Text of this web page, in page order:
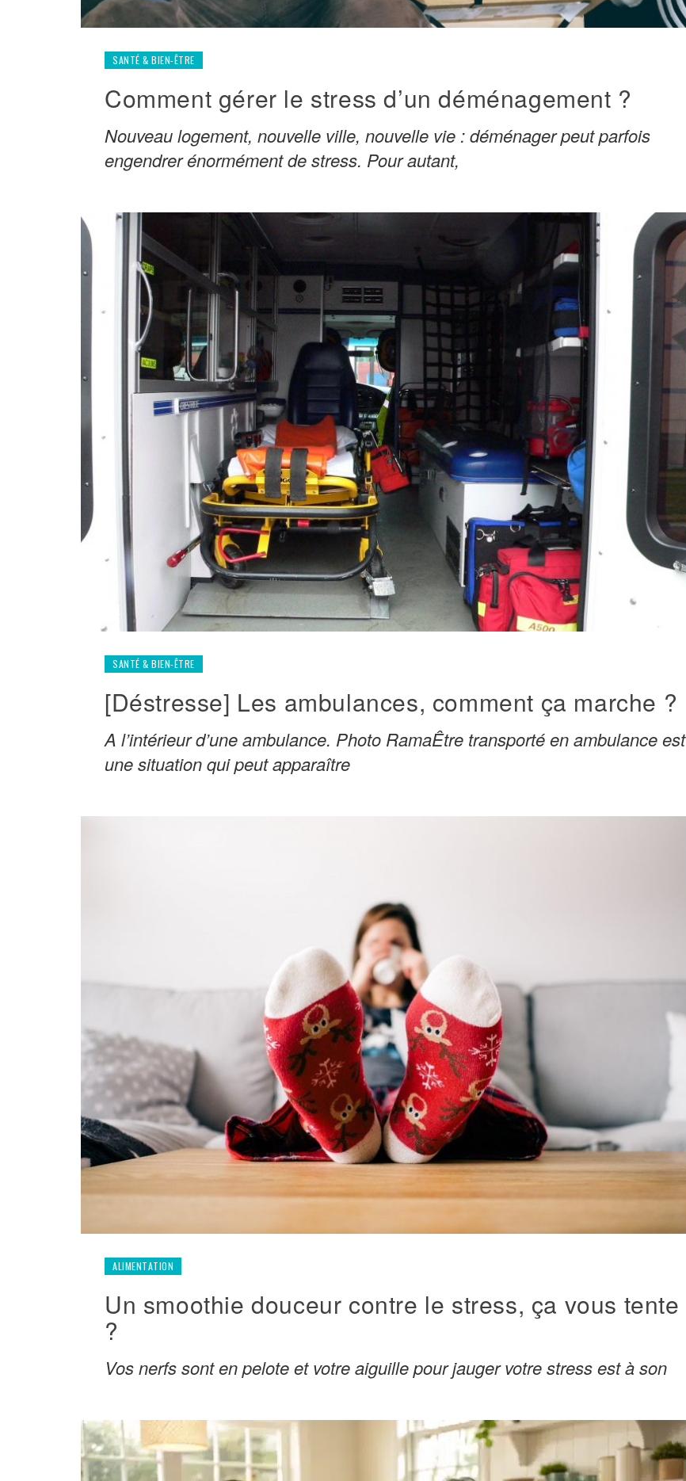
SANTÉ & BIEN-ÊTRE
Comment gérer le stress d’un déménagement ?
Nouveau logement, nouvelle ville, nouvelle vie : déménager peut parfois
engendrer énormément de stress. Pour autant,
SANTÉ & BIEN-ÊTRE
[Déstresse] Les ambulances, comment ça marche ?
A l’intérieur d’une ambulance. Photo RamaÊtre transporté en ambulance est
une situation qui peut apparaître
ALIMENTATION
Un smoothie douceur contre le stress, ça vous tente
?
Vos nerfs sont en pelote et votre aiguille pour jauger votre stress est à son